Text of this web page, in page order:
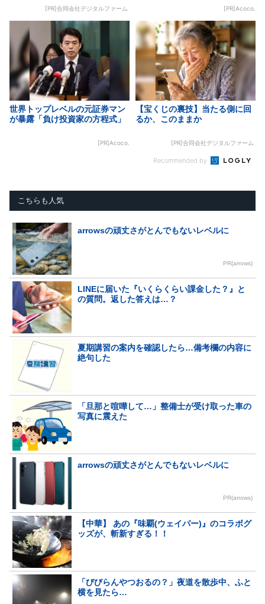
[PR]合同会社デジタルファーム [PR]Acoco.
世界トップレベルの元証券マン
が暴露「負け投資家の方程式」
[PR]Acoco.
【宝くじの裏技】当たる側に回
るか、このままか
[PR]合同会社デジタルファーム
Recommended by
こちらも人気
arrowsの頑丈さがとんでもないレベルに
PR(arrows)
LINEに届いた『いくらくらい課金した？』と
の質問。返した答えは…？
夏期講習の案内を確認したら…備考欄の内容に
絶句した
「旦那と喧嘩して…」整備士が受け取った車の
写真に震えた
arrowsの頑丈さがとんでもないレベルに
PR(arrows)
【中華】 あの『味覇(ウェイパー)』のコラボグ
ッズが、斬新すぎる！！
「びびらんやつおるの？」夜道を散歩中、ふと
横を見たら…